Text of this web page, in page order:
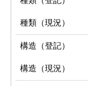
種類（現況）
構造（登記）
構造（現況）